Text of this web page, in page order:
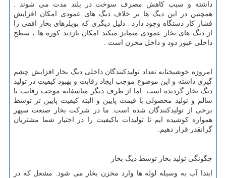
داشته و سبب کاهش مصرف سوخت در بلند مدت می شوند .
همچنین در این دیگ ها بر خلاف دیگ های عمودی امکان افزایش
فشار کار دستگاه وجود دارد . دلیل دیگری که بویلرهای بخار افقی را
از دیگ های بخار عمودی متمایز میکند امکان بازدید کوره ها ، سطح
داخلی عبور دود و داخل مخزن است .
امروزه خوشبختانه تعداد تولیدکنندگان داخلی دیگ بخار افزایش چشم
گیری داشته و این موضوع موجب ایجاد رقابت و بهبود کیفیت در تولید
دیگ بخار گردیده است. اما از طرف دیگر متاسفانه موجب رقابت نا
سالم و تولید محصولی با قیمت پایین و البته کیفیت پایین تر توسط
برخی از تولیدکنندگان شده است. ما در شرکت بخار صنعت سپهر
همواره کوشیده ایم تا تولیدات باکیفیت را در اختیار شما مشتریان
گرانقدر قرار دهیم.
چگونگی تولید بخار توسط دیگ بخار
ابتدا آب به وسیله لوله ها وارد مخزن بخار می شود. مشعل که در